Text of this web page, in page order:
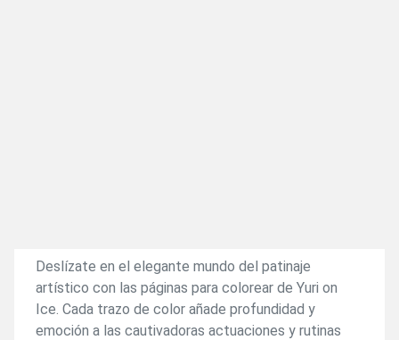
Deslízate en el elegante mundo del patinaje
artístico con las páginas para colorear de Yuri on
Ice. Cada trazo de color añade profundidad y
emoción a las cautivadoras actuaciones y rutinas